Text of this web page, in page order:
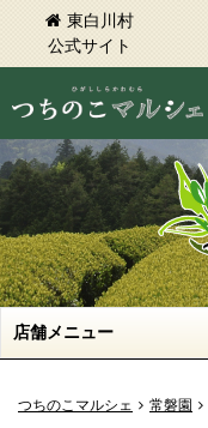
東白川村
公式サイト
東白川村 つちのこマルシェ
店舗メニュー
つちのこマルシェ 常磐園